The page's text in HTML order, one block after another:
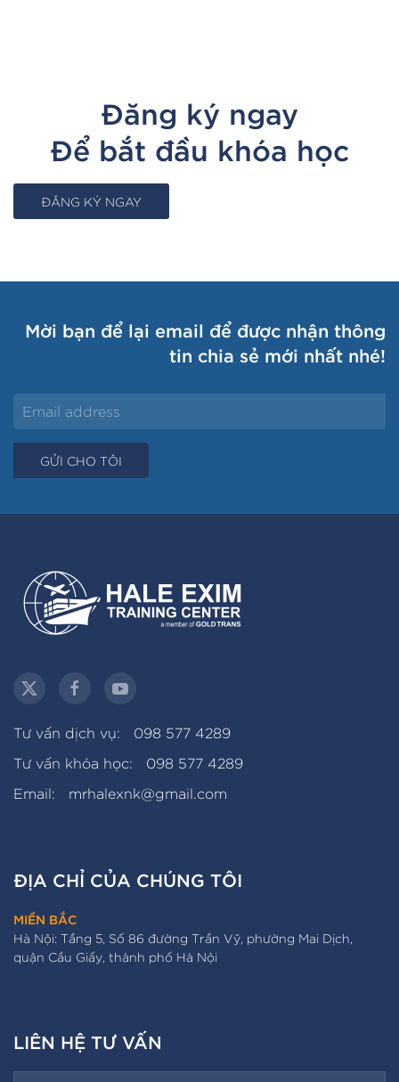
Đăng ký ngay
Để bắt đầu khóa học
ĐĂNG KÝ NGAY
Mời bạn để lại email để được nhận thông
tin chia sẻ mới nhất nhé!
Tư vấn dịch vụ:
098 577 4289
Tư vấn khóa học:
098 577 4289
Email:
mrhalexnk@gmail.com
ĐỊA CHỈ CỦA CHÚNG TÔI
MIỀN BẮC
Hà Nội: Tầng 5, Số 86 đường Trần Vỹ, phường Mai Dịch,
quận Cầu Giấy, thành phố Hà Nội
LIÊN HỆ TƯ VẤN